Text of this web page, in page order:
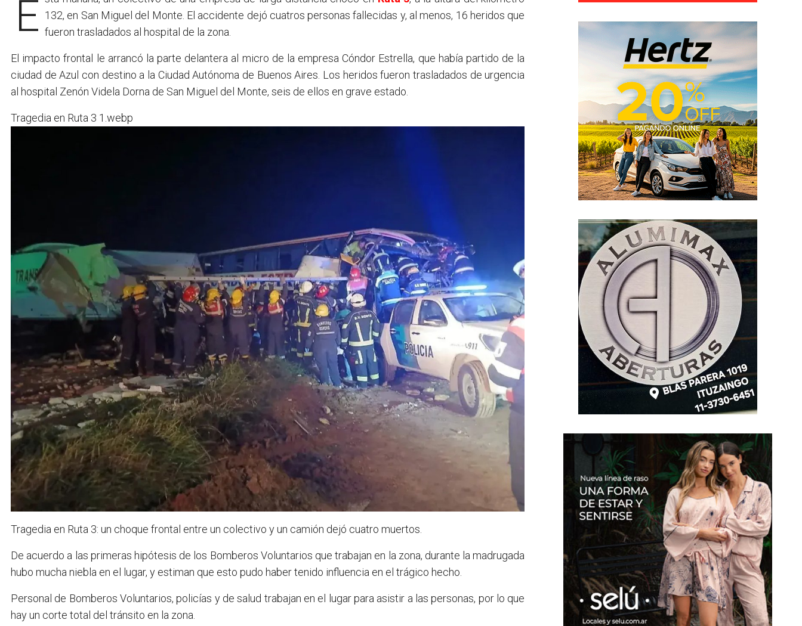
132, en San Miguel del Monte. El accidente dejó cuatros personas fallecidas y, al menos, 16 heridos que
fueron trasladados al hospital de la zona.
El impacto frontal le arrancó la parte delantera al micro de la empresa Cóndor Estrella, que había partido de la
ciudad de Azul con destino a la Ciudad Autónoma de Buenos Aires. Los heridos fueron trasladados de urgencia
al hospital Zenón Videla Dorna de San Miguel del Monte, seis de ellos en grave estado.
Tragedia en Ruta 3 1.webp
Tragedia en Ruta 3: un choque frontal entre un colectivo y un camión dejó cuatro muertos.
De acuerdo a las primeras hipótesis de los Bomberos Voluntarios que trabajan en la zona, durante la madrugada
hubo mucha niebla en el lugar, y estiman que esto pudo haber tenido influencia en el trágico hecho.
Personal de Bomberos Voluntarios, policías y de salud trabajan en el lugar para asistir a las personas, por lo que
hay un corte total del tránsito en la zona.